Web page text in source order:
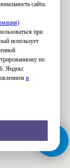
сайта.
при
использует
по
Яндекс
в